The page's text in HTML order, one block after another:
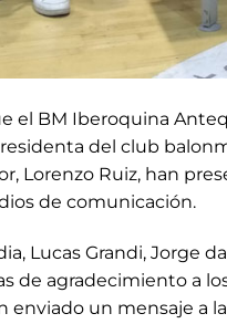
el BM Iberoquina
del club
Lorenzo Ruiz, han
de comunicación.
Lucas Grandi, Jorge
de agradecimiento a
enviado un mensaje a